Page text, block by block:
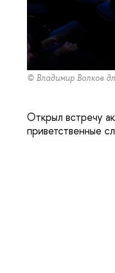
© Владимир Волков
Открыл встречу
приветственные